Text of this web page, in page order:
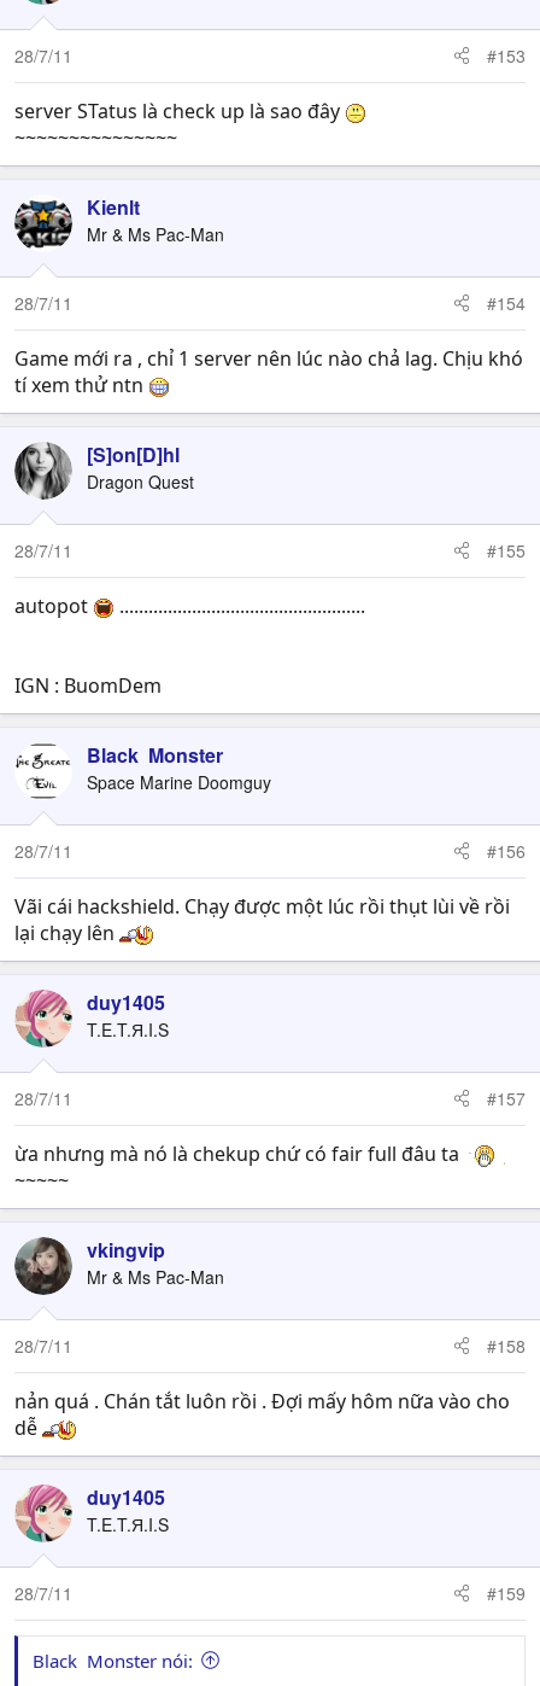
28/7/11 #153
server STatus là check up là sao đây
~~~~~~~~~~~~~~~
Kienlt
Mr & Ms Pac-Man
28/7/11 #154
Game mới ra , chỉ 1 server nên lúc nào chả lag. Chịu khó
tí xem thử ntn
[S]on[D]hl
Dragon Quest
28/7/11 #155
autopot ...................................................
IGN : BuomDem
Black Monster
Space Marine Doomguy
28/7/11 #156
Vãi cái hackshield. Chạy được một lúc rồi thụt lùi về rồi
lại chạy lên
duy1405
T.E.T.Я.I.S
28/7/11 #157
ừa nhưng mà nó là chekup chứ có fair full đâu ta
~~~~~
vkingvip
Mr & Ms Pac-Man
28/7/11 #158
nản quá . Chán tắt luôn rồi . Đợi mấy hôm nữa vào cho
dễ
duy1405
T.E.T.Я.I.S
28/7/11 #159
Black Monster nói: